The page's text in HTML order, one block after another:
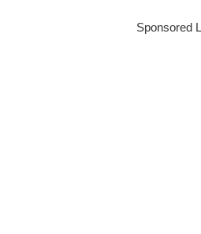
Sponsored